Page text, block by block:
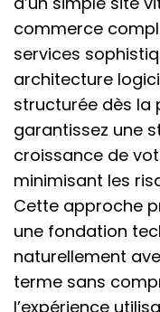
commerce
services
architecture
structurée dès la
garantissez une
croissance de
minimisant les
Cette approche
une fondation
naturellement
terme sans
l’expérience